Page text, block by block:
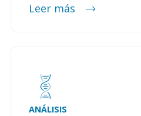
Leer más
ANÁLISIS